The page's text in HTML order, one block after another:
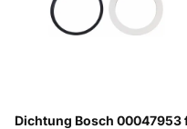
Dichtung Bosch